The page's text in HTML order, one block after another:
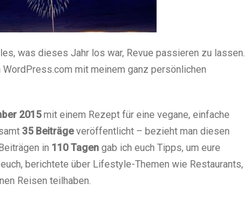
was dieses Jahr los war, Revue passieren zu lassen.
mit meinem ganz persönlichen
2015mit einem Rezept für eine vegane, einfache
35 Beiträgeveröffentlicht – bezieht man diesen
in 110 Tagen gab ich euch Tipps, um eure
berichtete über Lifestyle-Themen wie Restaurants,
Reisen teilhaben.